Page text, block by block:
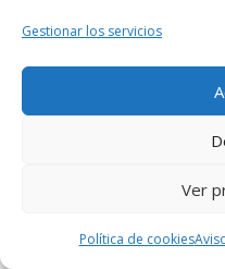
Gestionar los servicios
Ver
Política de cookies